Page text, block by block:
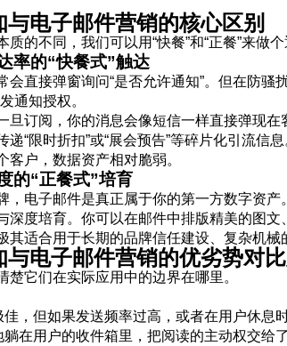
电子邮件营销的核心区别
的不同，我们可以用“快餐”和“正餐”来做个
率的“快餐式”触达
会直接弹窗询问“是否允许通知”。但在防
通知授权。
旦订阅，你的消息会像短信一样直接弹现
“限时折扣”或“展会预告”等碎片化引流
户，数据资产相对脆弱。
的“正餐式”培育
，电子邮件是真正属于你的第一方数字资
深度培育。你可以在邮件中排版精美的图
其适合用于长期的品牌信任建设、复杂机械
电子邮件营销的优劣势对
它们在实际应用中的边界在哪里。
佳，但如果发送频率过高，或者在用户休
躺在用户的收件箱里，把阅读的主动权交